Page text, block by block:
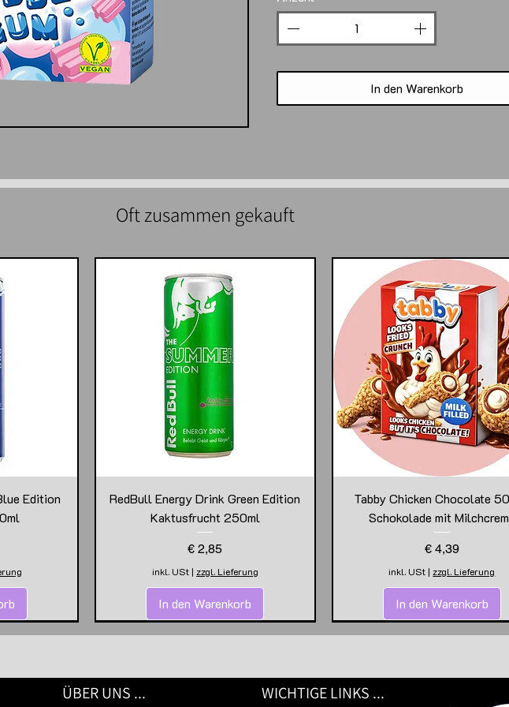
In den Warenkorb
Oft zusammen gekauft
Edition
RedBull Energy Drink Green Edition
Kaktusfrucht 250ml
Preis
€ 2,85
inkl. USt| zzgl. Lieferung
In den Warenkorb
Tabby Chicken Chocolate
Schokolade mit
Preis
€ 4,39
inkl. USt |zzgl. Lieferung
In den Warenkorb
ÜBER UNS ... WICHTIGE LINKS ...